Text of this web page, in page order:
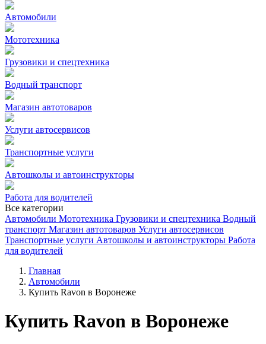
Автомобили
Мототехника
Грузовики и спецтехника
Водный транспорт
Магазин автотоваров
Услуги автосервисов
Транспортные услуги
Автошколы и автоинструкторы
Работа для водителей
Все категории
Автомобили Мототехника Грузовики и спецтехника Водный
транспорт Магазин автотоваров Услуги автосервисов
Транспортные услуги Автошколы и автоинструкторы Работа
для водителей
Главная
Автомобили
Купить Ravon в Воронеже
Купить Ravon в Воронеже